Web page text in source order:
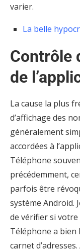
varier.
La belle
Contrôle
de
La cause la plus
d’affichage des
généralement
accordées à
Téléphone
précédemment,
parfois être
système Android.
de vérifier si
Téléphone a bien
carnet